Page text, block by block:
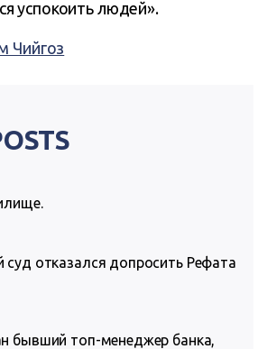
успокоить людей».
Чийгоз
суд отказался допросить Рефата
бывший топ-менеджер банка,